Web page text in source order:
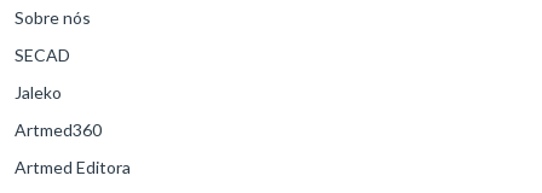
Sobre nós
SECAD
Jaleko
Artmed360
Artmed Editora